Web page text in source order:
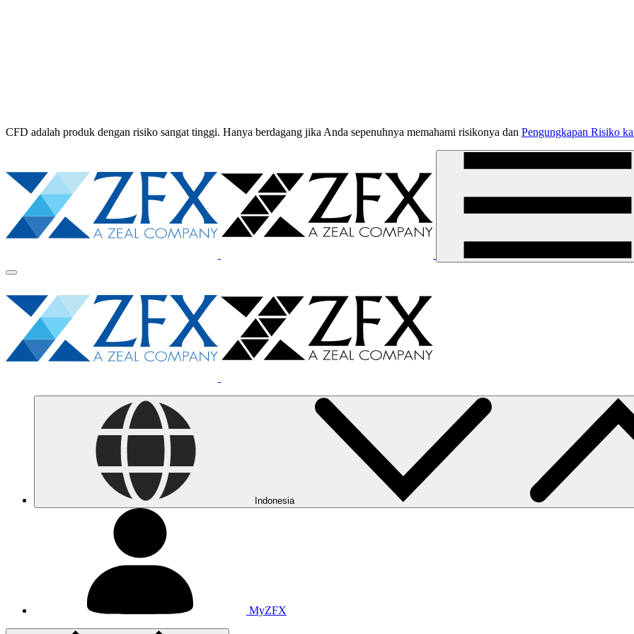
CFD adalah produk dengan risiko sangat tinggi. Hanya berdagang jika Anda sepenuhnya memahami risikonya dan Pengungkapan Risiko
Indonesia
MyZFX